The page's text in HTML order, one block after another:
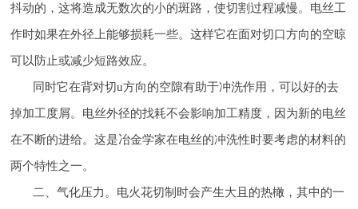
抖动的，这将造成无数次的小的斑路，使切割过程减慢。电丝工
作时如果在外径上能够损耗一些。这样它在面对切口方向的空晾
可以防止或减少短路效应。
同时它在背对切u方向的空隙有助于冲洗作用，可以好的去
掉加工度屑。电丝外径的找耗不会影响加工精度，因为新的电丝
在不断的进给。这是冶金学家在电丝的冲洗性时要考虑的材料的
两个特性之一。
二、气化压力。电火花切制时会产生大且的热橄，其中的一